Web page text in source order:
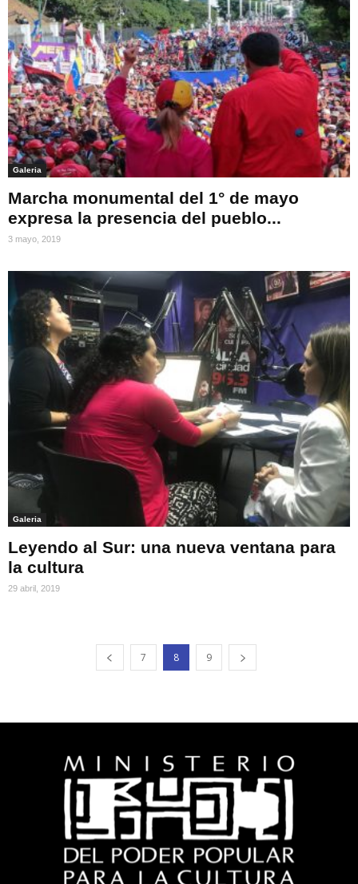
Galeria
Marcha monumental del 1° de mayo
expresa la presencia del pueblo...
3 mayo, 2019
Galeria
Leyendo al Sur: una nueva ventana para
la cultura
29 abril, 2019
7 8 9